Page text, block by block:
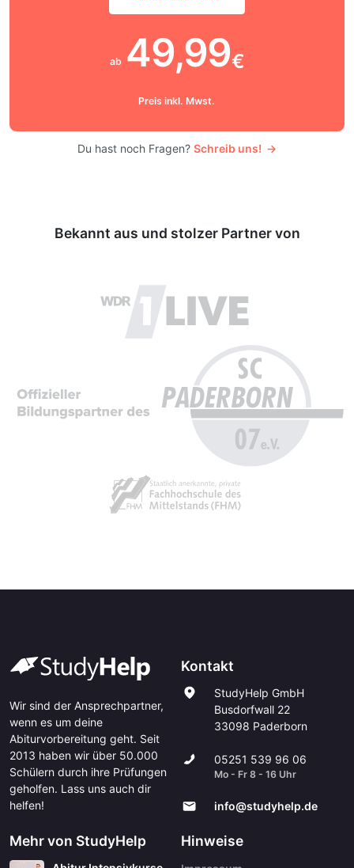
ab 49,99€
Preis inkl. Mwst.
Du hast noch Fragen?Schreib uns!
Bekannt aus und stolzer Partner von
Wir sind der Ansprechpartner,
wenn es um deine
Abiturvorbereitung geht. Seit
2013 haben wir über 50.000
Schülern durch ihre Prüfungen
geholfen. Lass uns auch dir
helfen!
Kontakt
StudyHelp GmbH
Busdorfwall 22
33098 Paderborn
05251 539 96 06
Mo - Fr 8 - 16 Uhr
info@studyhelp.de
Mehr von StudyHelp Hinweise